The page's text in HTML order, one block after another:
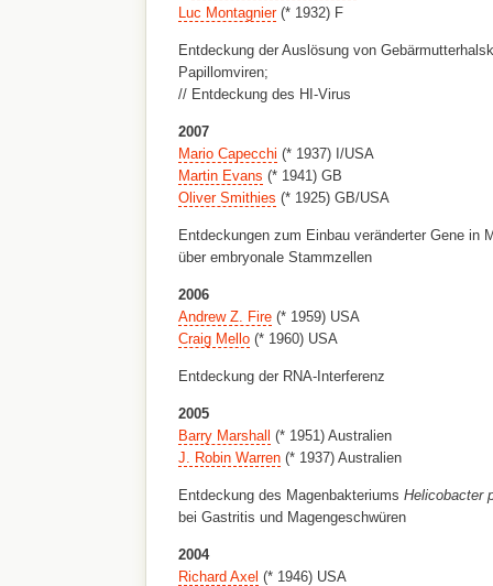
Luc Montagnier(* 1932) F
Entdeckung der Auslösung von
Papillomviren;
// Entdeckung des HI-Virus
2007
Mario Capecchi (* 1937) I/USA
Martin Evans (* 1941) GB
Oliver Smithies (* 1925) GB/USA
Entdeckungen zum Einbau veränderter Gene in
über embryonale Stammzellen
2006
Andrew Z. Fire(* 1959) USA
Craig Mello(* 1960) USA
Entdeckung der RNA-Interferenz
2005
Barry Marshall (* 1951) Australien
J. Robin Warren(* 1937) Australien
Entdeckung des Magenbakteriums Helicobacter
bei Gastritis und Magengeschwüren
2004
Richard Axel (* 1946) USA